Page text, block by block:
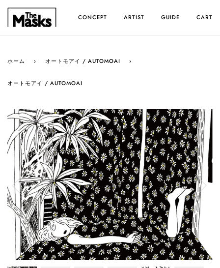
プ
CONCEPT ARTIST GUIDE CART
ホーム › オートモアイ / AUTOMOAI ›
オートモアイ / AUTOMOAI